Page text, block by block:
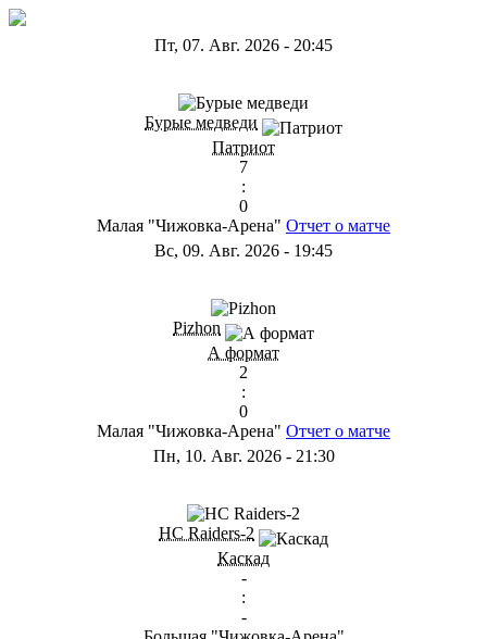
Пт, 07. Авг. 2026 - 20:45
Бурые медведи
Патриот
7
:
0
Малая "Чижовка-Арена" Отчет о матче
Вс, 09. Авг. 2026 - 19:45
Pizhon
А формат
2
:
0
Малая "Чижовка-Арена" Отчет о матче
Пн, 10. Авг. 2026- 21:30
HC Raiders-2
Каскад
-
:
-